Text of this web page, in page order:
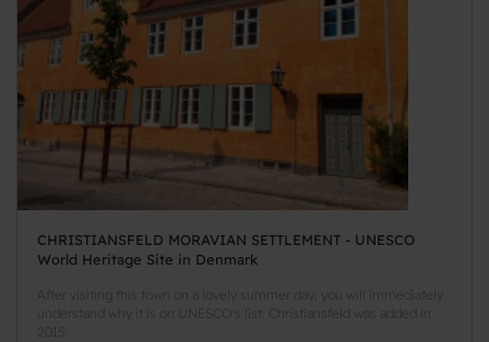
CHRISTIANSFELD MORAVIAN SETTLEMENT - UNESCO
World Heritage Site in Denmark
After visiting this town on a lovely summer day, you will immediately
understand why it is on UNESCO's list. Christiansfeld was added in
2015.